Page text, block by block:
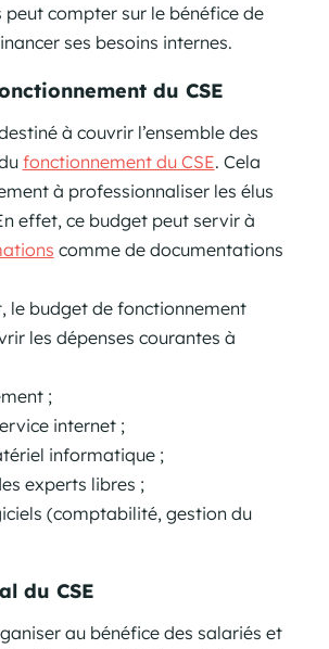
compter sur le bénéfice de
ses besoins internes.
du CSE
à couvrir l’ensemble des
fonctionnement du CSE. Cela
à professionnaliser les élus
effet, ce budget peut servir à
comme de documentations
le budget de fonctionnement
les dépenses courantes à
;
internet ;
informatique ;
experts libres ;
(comptabilité, gestion du
du CSE
au bénéfice des salariés et